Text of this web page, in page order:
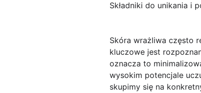
Składniki do unikania i
Skóra wrażliwa często
kluczowe jest
oznacza to
wysokim potencjale
skupimy się na